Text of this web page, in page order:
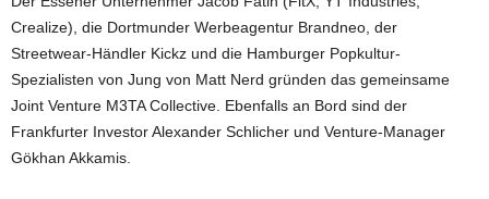
Crealize), die Dortmunder Werbeagentur Brandneo, der
Streetwear-Händler Kickz und die Hamburger Popkultur-
Spezialisten von Jung von Matt Nerd gründen das gemeinsame
Joint Venture M3TA Collective. Ebenfalls an Bord sind der
Frankfurter Investor Alexander Schlicher und Venture-Manager
Gökhan Akkamis.